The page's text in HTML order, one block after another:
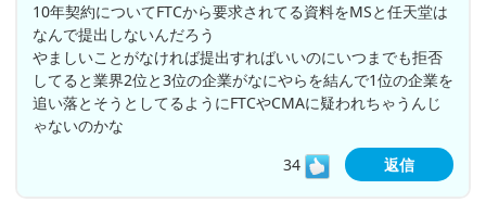
10年契約についてFTCから要求されてる資料をMSと任天堂は
なんで提出しないんだろう
やましいことがなければ提出すればいいのにいつまでも拒否
してると業界2位と3位の企業がなにやらを結んで1位の企業を
追い落とそうとしてるようにFTCやCMAに疑われちゃうんじ
ゃないのかな
34
返信